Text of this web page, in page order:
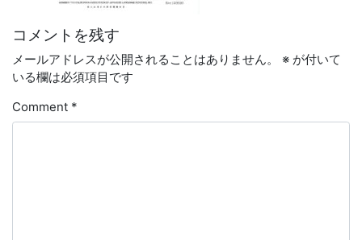
コメントを残す
メールアドレスが公開されることはありません。 ※ が付いて
いる欄は必須項目です
Comment *